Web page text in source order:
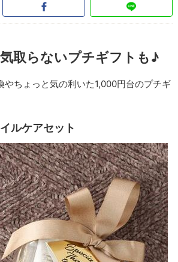
取らないプチギフトも♪
やちょっと気の利いた1,000円台のプチギ
ルケアセット